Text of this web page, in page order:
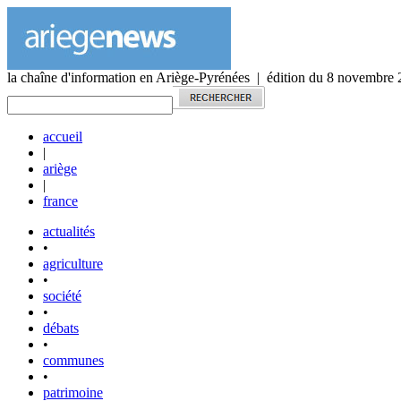
la chaîne d'information en Ariège-Pyrénées | édition du 8 novembre
accueil
|
ariège
|
france
actualités
•
agriculture
•
société
•
débats
•
communes
•
patrimoine